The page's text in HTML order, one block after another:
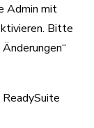
Admin mit
Bitte